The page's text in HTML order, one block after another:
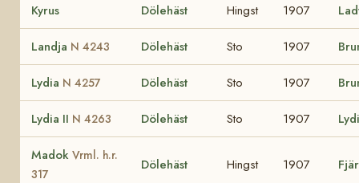
Kyrus Dölehäst Hingst 1907
Landja N 4243 Dölehäst Sto 1907
Lydia N 4257 Dölehäst Sto 1907
Lydia II N 4263 Dölehäst Sto 1907
Madok Vrml. h.r.
317
Dölehäst Hingst 1907